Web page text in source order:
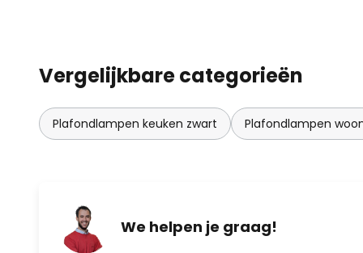
Vergelijkbare categorieën
Plafondlampen keuken zwart Plafondlampen
We helpen je graag!